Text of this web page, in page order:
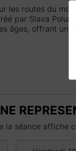
les routes du
par Slava
âges, offrant un
la séance affiche